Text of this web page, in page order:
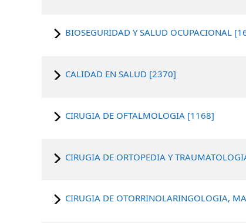
BIOSEGURIDAD Y SALUD OCUPACIONAL
CALIDAD EN SALUD [2370]
CIRUGIA DE OFTALMOLOGIA [1168]
CIRUGIA DE ORTOPEDIA Y
CIRUGIA DE OTORRINOLARINGOLOGIA,